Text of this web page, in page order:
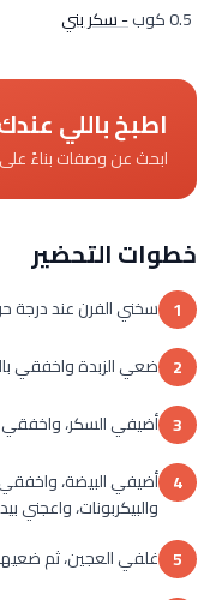
0.5 كوب - سكر بني
اطبخ باللي
ابحث عن وصفات بناءً
خطوات التحضير
1 سخني الفرن عند درجة حرارة 180 درجة
2 ضعي الزبدة واخفقي
3 أضيفي السكر، واخفقي
4 أضيفي البيضة، واخفقي
والبيكربونات،
5 غلفي العجين، ثم